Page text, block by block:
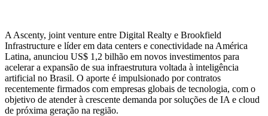
A Ascenty, joint venture entre Digital Realty e Brookfield
Infrastructure e líder em data centers e conectividade na América
Latina, anunciou US$ 1,2 bilhão em novos investimentos para
acelerar a expansão de sua infraestrutura voltada à inteligência
artificial no Brasil. O aporte é impulsionado por contratos
recentemente firmados com empresas globais de tecnologia, com o
objetivo de atender à crescente demanda por soluções de IA e cloud
de próxima geração na região.